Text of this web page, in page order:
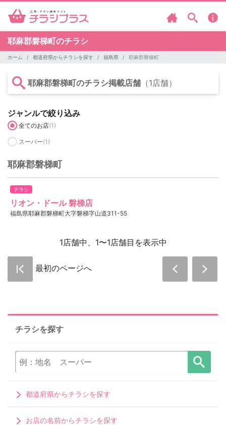
耶麻郡磐梯町のチラシ
ホーム 都道府県からチラシを探す 福島県 耶麻郡磐梯町
耶麻郡磐梯町のチラシ掲載店舗 （1店舗）
ジャンルで絞り込み
全てのお店(1)
スーパー(1)
耶麻郡磐梯町
チラシ
リオン・ドール 磐梯店
福島県耶麻郡磐梯町大字磐梯字山道311-55
1店舗中、1〜1店舗目を表示中
最初のページへ
チラシを探す
都道府県からチラシを探す
お店の名前からチラシを探す